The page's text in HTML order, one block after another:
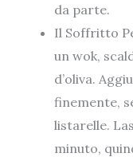
da parte.
Il Soffritto
un wok,
d’oliva.
finemente,
listarelle.
minuto,